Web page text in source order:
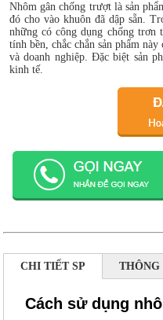
Nhôm gân chống trượt là sản
đó cho vào khuôn đã dập sẵn.
những có công dụng chống trơn
tính bền, chắc chắn sản phẩm
và doanh nghiệp. Đặc biệt sản
kinh tế.
CHI TIẾT SP THÔNG
Cách sử dụng